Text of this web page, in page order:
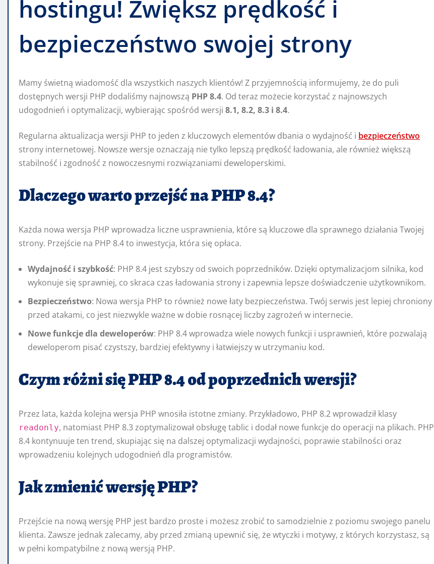
hostingu! Zwiększ prędkość i
bezpieczeństwo swojej strony
Mamy świetną wiadomość dla wszystkich naszych klientów! Z przyjemnością informujemy, że do puli
dostępnych wersji PHP dodaliśmy najnowszą PHP 8.4. Od teraz możecie korzystać z najnowszych
udogodnień i optymalizacji, wybierając spośród wersji 8.1, 8.2, 8.3 i 8.4.
Regularna aktualizacja wersji PHP to jeden z kluczowych elementów dbania o wydajność i bezpieczeństwo
strony internetowej. Nowsze wersje oznaczają nie tylko lepszą prędkość ładowania, ale również większą
stabilność i zgodność z nowoczesnymi rozwiązaniami deweloperskimi.
Dlaczego warto przejść na PHP 8.4?
Każda nowa wersja PHP wprowadza liczne usprawnienia, które są kluczowe dla sprawnego działania Twojej
strony. Przejście na PHP 8.4 to inwestycja, która się opłaca.
Wydajność i szybkość: PHP 8.4 jest szybszy od swoich poprzedników. Dzięki optymalizacjom silnika, kod
wykonuje się sprawniej, co skraca czas ładowania strony i zapewnia lepsze doświadczenie użytkownikom.
Bezpieczeństwo: Nowa wersja PHP to również nowe łaty bezpieczeństwa. Twój serwis jest lepiej chroniony
przed atakami, co jest niezwykle ważne w dobie rosnącej liczby zagrożeń w internecie.
Nowe funkcje dla deweloperów: PHP 8.4 wprowadza wiele nowych funkcji i usprawnień, które pozwalają
deweloperom pisać czystszy, bardziej efektywny i łatwiejszy w utrzymaniu kod.
Czym różni się PHP 8.4 od poprzednich wersji?
Przez lata, każda kolejna wersja PHP wnosiła istotne zmiany. Przykładowo, PHP 8.2 wprowadził klasy
readonly, natomiast PHP 8.3 zoptymalizował obsługę tablic i dodał nowe funkcje do operacji na plikach. PHP
8.4 kontynuuje ten trend, skupiając się na dalszej optymalizacji wydajności, poprawie stabilności oraz
wprowadzeniu kolejnych udogodnień dla programistów.
Jak zmienić wersję PHP?
Przejście na nową wersję PHP jest bardzo proste i możesz zrobić to samodzielnie z poziomu swojego panelu
klienta. Zawsze jednak zalecamy, aby przed zmianą upewnić się, że wtyczki i motywy, z których korzystasz, są
w pełni kompatybilne z nową wersją PHP.